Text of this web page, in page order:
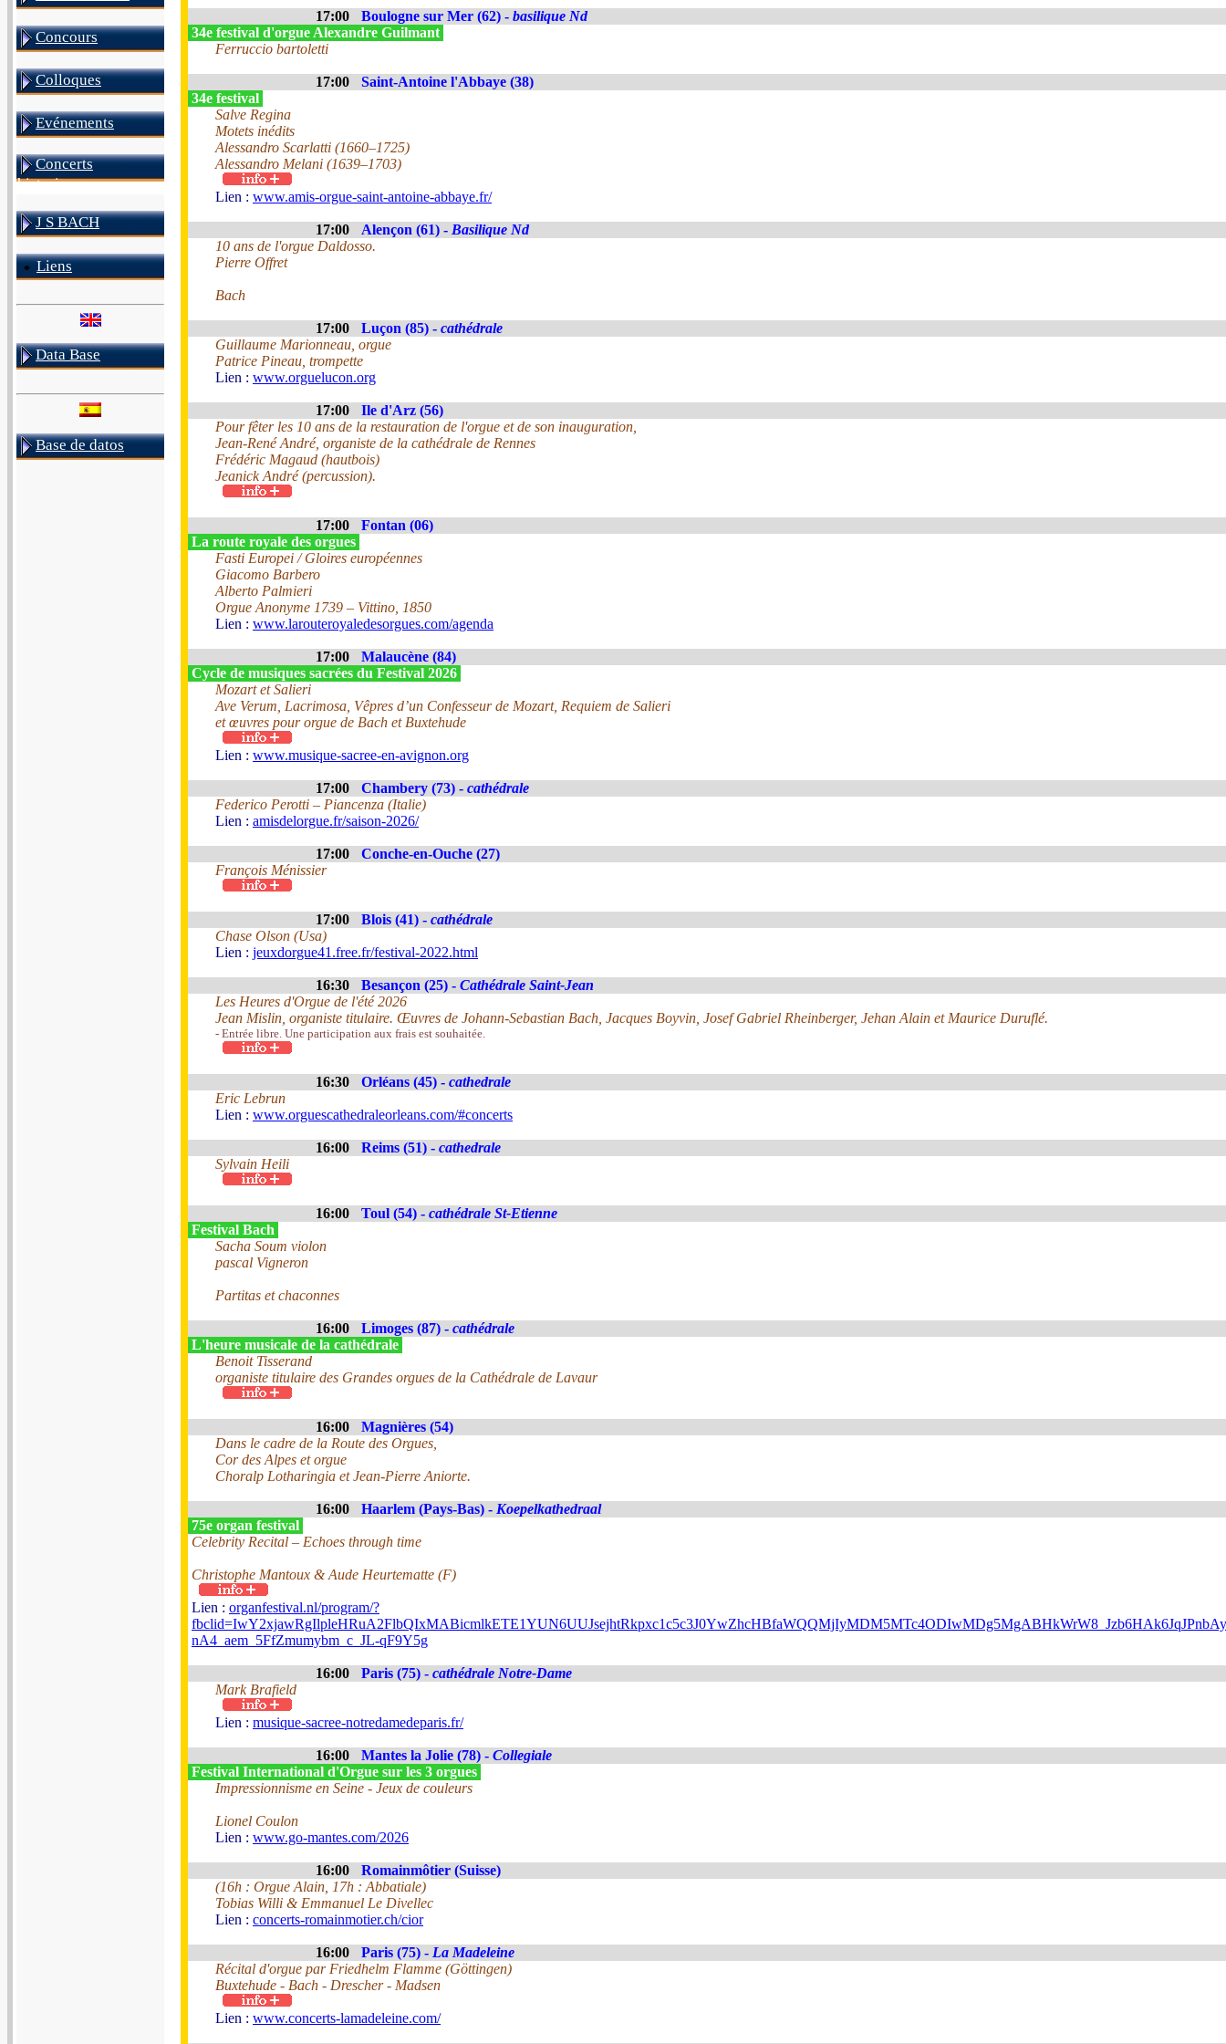
Concours
Colloques
Evénements
Concerts
historiques
J S BACH
Liens
Data Base
Base de datos
17:00 Boulogne sur Mer (62) - basilique Nd
34e festival d'orgue Alexandre Guilmant
Ferruccio bartoletti
17:00
Saint-Antoine l'Abbaye (38)
34e festival
Salve Regina
Motets inédits
Alessandro Scarlatti (1660–1725)
Alessandro Melani (1639–1703)
Lien : www.amis-orgue-saint-antoine-abbaye.fr/
17:00 Alençon (61) - Basilique Nd
10 ans de l'orgue Daldosso.
Pierre Offret
Bach
17:00 Luçon (85) - cathédrale
Guillaume Marionneau, orgue
Patrice Pineau, trompette
Lien : www.orguelucon.org
17:00
Ile d'Arz (56)
Pour fêter les 10 ans de la restauration de l'orgue et de son inauguration,
Jean-René André, organiste de la cathédrale de Rennes
Frédéric Magaud (hautbois)
Jeanick André (percussion).
17:00
Fontan (06)
La route royale des orgues
Fasti Europei / Gloires européennes
Giacomo Barbero
Alberto Palmieri
Orgue Anonyme 1739 – Vittino, 1850
Lien : www.larouteroyaledesorgues.com/agenda
17:00
Malaucène (84)
Cycle de musiques sacrées du Festival 2026
Mozart et Salieri
Ave Verum, Lacrimosa, Vêpres d’un Confesseur de Mozart, Requiem de Salieri
et œuvres pour orgue de Bach et Buxtehude
Lien : www.musique-sacree-en-avignon.org
17:00 Chambery (73) - cathédrale
Federico Perotti – Piancenza (Italie)
Lien : amisdelorgue.fr/saison-2026/
17:00
Conche-en-Ouche (27)
François Ménissier
17:00 Blois (41) - cathédrale
Chase Olson (Usa)
Lien : jeuxdorgue41.free.fr/festival-2022.html
16:30 Besançon (25) - Cathédrale Saint-Jean
Les Heures d'Orgue de l'été 2026
Jean Mislin, organiste titulaire. Œuvres de Johann-Sebastian Bach, Jacques Boyvin, Josef Gabriel Rheinberger, Jehan Alain et Maurice Duruflé.
- Entrée libre. Une participation aux frais est souhaitée.
16:30 Orléans (45) - cathedrale
Eric Lebrun
Lien : www.orguescathedraleorleans.com/#concerts
16:00 Reims (51) - cathedrale
Sylvain Heili
16:00 Toul (54) - cathédrale St-Etienne
Festival Bach
Sacha Soum violon
pascal Vigneron
Partitas et chaconnes
16:00 Limoges (87) - cathédrale
L'heure musicale de la cathédrale
Benoit Tisserand
organiste titulaire des Grandes orgues de la Cathédrale de Lavaur
16:00
Magnières (54)
Dans le cadre de la Route des Orgues,
Cor des Alpes et orgue
Choralp Lotharingia et Jean-Pierre Aniorte.
16:00 Haarlem (Pays-Bas) - Koepelkathedraal
75e organ festival
Celebrity Recital – Echoes through time
Christophe Mantoux & Aude Heurtematte (F)
Lien : organfestival.nl/program/?
nA4_aem_5FfZmumybm_c_JL-qF9Y5g
16:00 Paris (75) - cathédrale Notre-Dame
Mark Brafield
Lien : musique-sacree-notredamedeparis.fr/
16:00 Mantes la Jolie (78) - Collegiale
Festival International d'Orgue sur les 3 orgues
Impressionnisme en Seine - Jeux de couleurs
Lionel Coulon
Lien : www.go-mantes.com/2026
16:00
Romainmôtier (Suisse)
(16h : Orgue Alain, 17h : Abbatiale)
Tobias Willi & Emmanuel Le Divellec
Lien : concerts-romainmotier.ch/cior
16:00 Paris (75) - La Madeleine
Récital d'orgue par Friedhelm Flamme (Göttingen)
Buxtehude - Bach - Drescher - Madsen
Lien : www.concerts-lamadeleine.com/